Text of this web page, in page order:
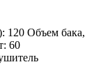
120 Объем бака,
60